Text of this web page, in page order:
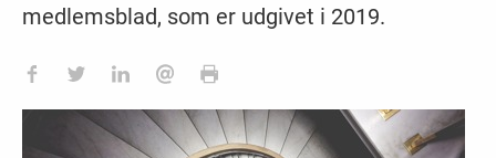
medlemsblad, som er udgivet i 2019.